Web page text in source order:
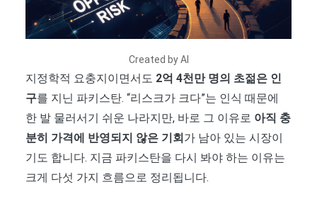
Created by AI
지정학적 요충지이면서도 2억 4천만 명의 초젊은 인
구를 지닌 파키스탄. “리스크가 크다”는 인식 때문에
한 발 물러서기 쉬운 나라지만, 바로 그 이유로 아직 충
분히 가격에 반영되지 않은 기회가 남아 있는 시장이
기도 합니다. 지금 파키스탄을 다시 봐야 하는 이유는
크게 다섯 가지 흐름으로 정리됩니다.